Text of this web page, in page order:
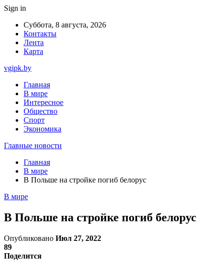
Sign in
Суббота, 8 августа, 2026
Контакты
Лента
Карта
vgipk.by
Главная
В мире
Интересное
Общество
Спорт
Экономика
Главные новости
Главная
В мире
В Польше на стройке погиб белорус
В мире
В Польше на стройке погиб белорус
Опубликовано Июл 27, 2022
89
Поделится